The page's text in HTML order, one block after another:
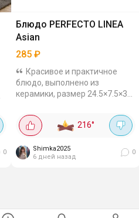
0
Блюдо PERFECTO LINEA
Asian
285 ₽
Красивое и практичное
блюдо, выполнено из
керамики, размер 24.5×7.5×3
подачи азиатских блюд и
закусок. Можно использовать
в микроволновой...
216°
Shimka2025
6 дней назад
0